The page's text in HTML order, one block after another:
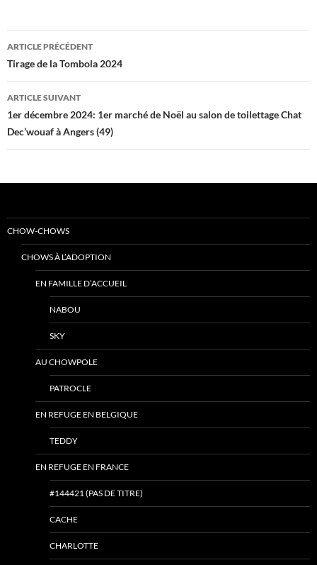
Navigation
des
articles
ARTICLE PRÉCÉDENT
Tirage de la Tombola 2024
ARTICLE SUIVANT
1er décembre 2024: 1er marché de Noël au salon de toilettage Chat
Dec’wouaf à Angers (49)
CHOW-CHOWS
CHOWS À L’ADOPTION
EN FAMILLE D’ACCUEIL
NABOU
SKY
AU CHOWPOLE
PATROCLE
EN REFUGE EN BELGIQUE
TEDDY
EN REFUGE EN FRANCE
#144421 (PAS DE TITRE)
CACHE
CHARLOTTE